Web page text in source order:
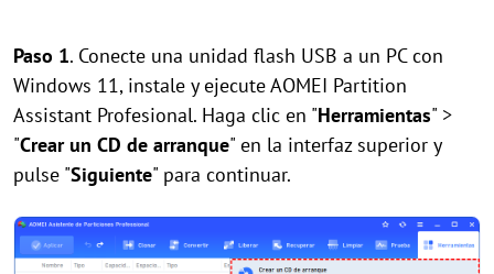
Paso 1. Conecte una unidad flash USB a un PC con
Windows 11, instale y ejecute AOMEI Partition
Assistant Profesional. Haga clic en "Herramientas" >
"Crear un CD de arranque" en la interfaz superior y
pulse "Siguiente" para continuar.